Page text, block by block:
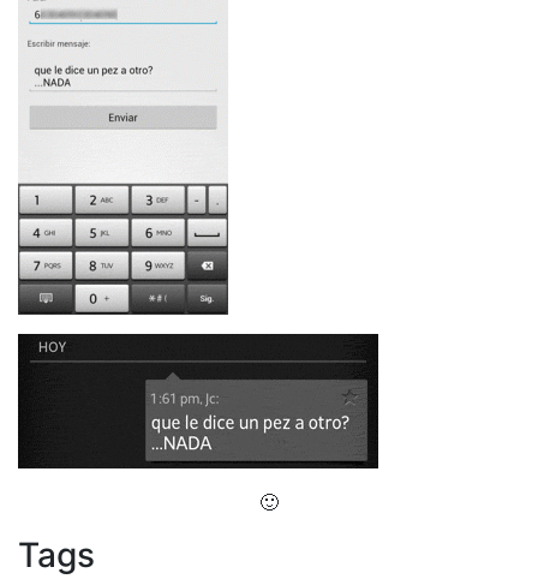
}
}
}, new IntentFilter
                     SmsManager sms
=
if( txtPhone.getText
{
                      sms
.sendTextMessage
}
else
{
                      Toast
.makeText(getApplicationContext
}
}});
onCreateOptionsMenu(Menu menu
// Inflate the menu; this adds items to the action bar if it is present.
🙂
Tags